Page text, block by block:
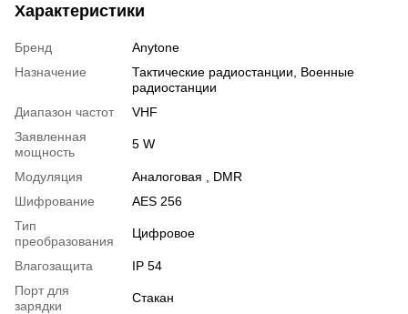
Характеристики
Бренд
Anytone
Назначение
Тактические радиостанции
Военные
радиостанции
Диапазон частот
VHF
Заявленная
мощность
5 W
Модуляция Аналоговая
DMR
Шифрование
AES 256
Тип
преобразования
Цифровое
Влагозащита
IP 54
Порт для
зарядки
Стакан